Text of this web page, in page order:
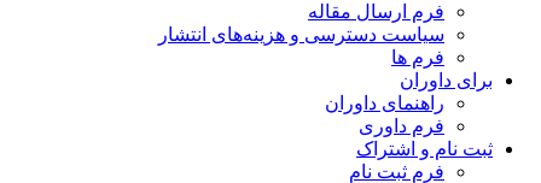
فرم ارسال مقاله
سیاست دسترسی و هزینه‌های انتشار
فرم ها
برای داوران
راهنمای داوران
فرم داوری
ثبت نام و اشتراک
فرم ثبت نام